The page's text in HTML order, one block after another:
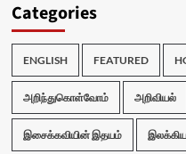
Categories
ENGLISH FEATURED
அறிந்துகொள்வோம் அறிவியல்
இசைக்கவியின் இதயம்